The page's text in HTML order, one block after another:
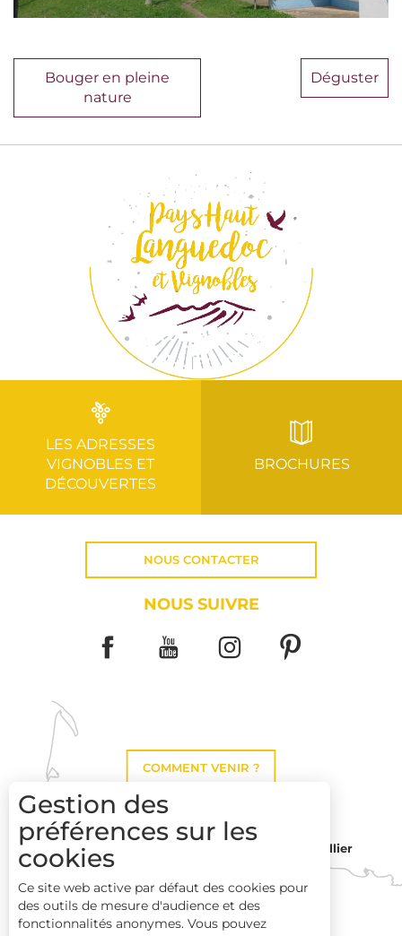
Bouger en pleine
nature
Déguster
LES ADRESSES
VIGNOBLES ET
DÉCOUVERTES
BROCHURES
NOUS CONTACTER
NOUS SUIVRE
COMMENT VENIR ?
Montpellier
Perpignan
Gestion des
préférences sur les
cookies
Ce site web active par défaut des cookies pour
des outils de mesure d'audience et des
fonctionnalités anonymes. Vous pouvez